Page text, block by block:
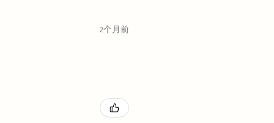
2个月前